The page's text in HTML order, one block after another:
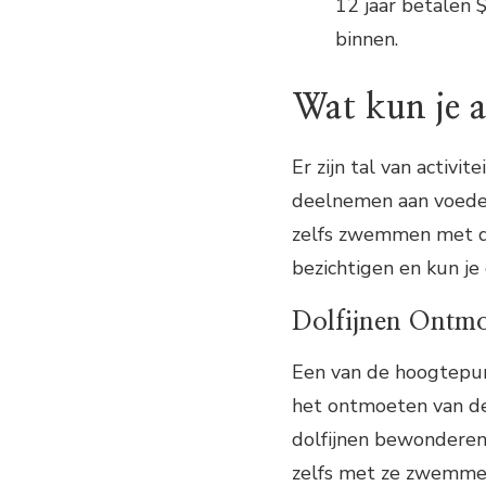
binnen.
Wat kun je
Er zijn tal van
deelnemen aan
zelfs zwemmen met
bezichtigen en kun
Dolfijnen
Een van de
het ontmoeten van
dolfijnen
zelfs met ze